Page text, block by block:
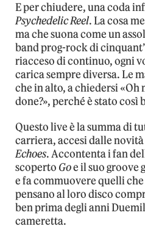
E per chiudere, una coda
Psychedelic Reel. La cosa
ma che suona come un
band prog-rock di
riacceso di continuo, ogni
carica sempre diversa. Le
che in alto, a chiedersi «Oh
done?», perché è stato così
Questo live è la summa di
carriera, accesi dalle
Echoes. Accontenta i fan
scoperto Goe il suo groove
e fa commuovere quelli
pensano al loro disco
ben prima degli anni
cameretta.